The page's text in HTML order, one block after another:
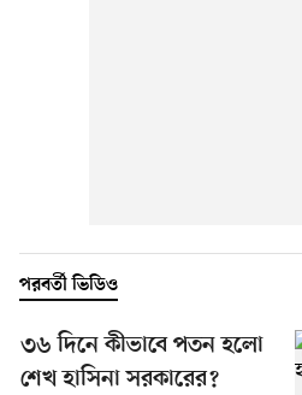
পরবর্তী ভিডিও
৩৬ দিনে কীভাবে পতন হলো
শেখ হাসিনা সরকারের?